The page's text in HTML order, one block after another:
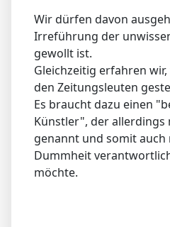
Wir dürfen davon
Irreführung der
gewollt ist.
Gleichzeitig erfahren
den Zeitungsleuten
Es braucht dazu einen
Künstler", der allerdings
genannt und somit
Dummheit
möchte.